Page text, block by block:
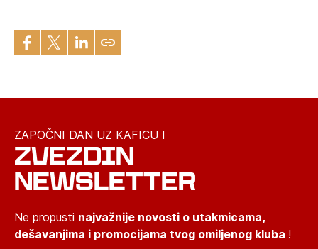
ZAPOČNI DAN UZ KAFICU I
ZVEZDIN
NEWSLETTER
Ne propusti najvažnije novosti o utakmicama,
dešavanjima i promocijama tvog omiljenog kluba !